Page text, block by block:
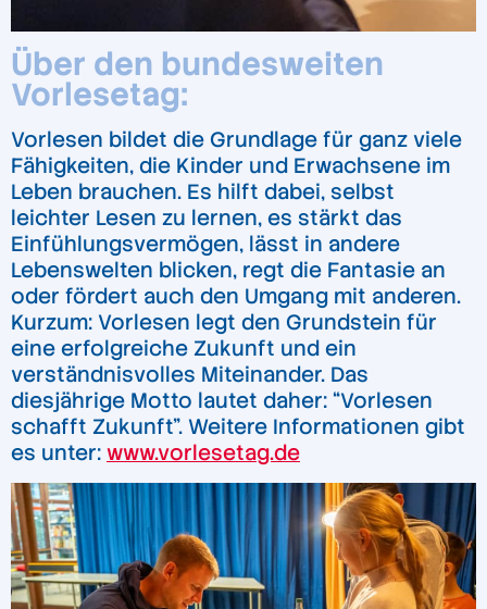
Über den bundesweiten
Vorlesetag:
Vorlesen bildet die Grundlage für ganz viele
Fähigkeiten, die Kinder und Erwachsene im
Leben brauchen. Es hilft dabei, selbst
leichter Lesen zu lernen, es stärkt das
Einfühlungsvermögen, lässt in andere
Lebenswelten blicken, regt die Fantasie an
oder fördert auch den Umgang mit anderen.
Kurzum: Vorlesen legt den Grundstein für
eine erfolgreiche Zukunft und ein
verständnisvolles Miteinander. Das
diesjährige Motto lautet daher: “Vorlesen
schafft Zukunft”. Weitere Informationen gibt
es unter: www.vorlesetag.de